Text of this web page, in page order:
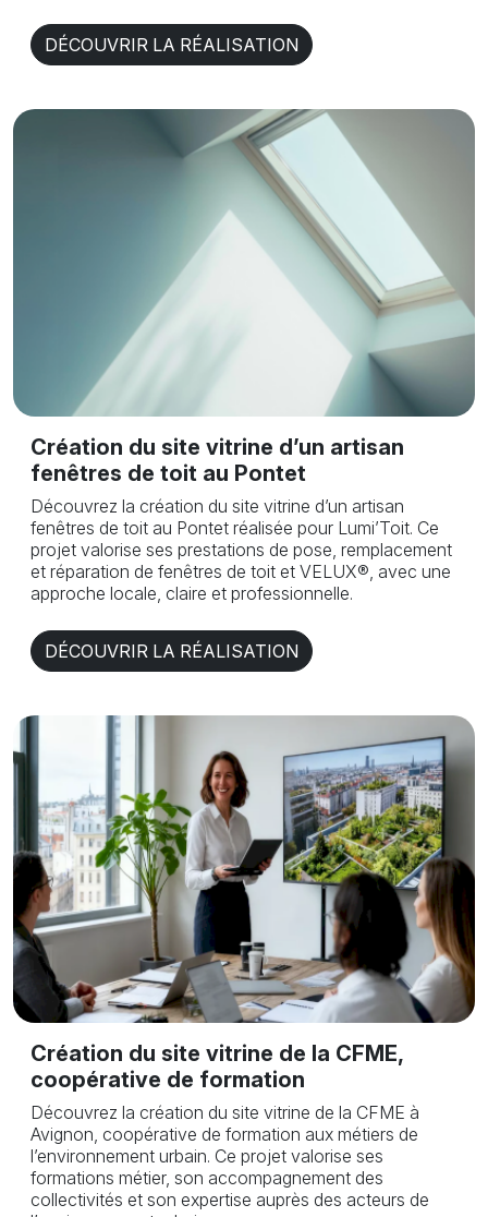
DÉCOUVRIR LA RÉALISATION
Création du site vitrine d’un artisan
fenêtres de toit au Pontet
Découvrez la création du site vitrine d’un artisan
fenêtres de toit au Pontet réalisée pour Lumi’Toit. Ce
projet valorise ses prestations de pose, remplacement
et réparation de fenêtres de toit et VELUX®, avec une
approche locale, claire et professionnelle.
DÉCOUVRIR LA RÉALISATION
Création du site vitrine de la CFME,
coopérative de formation
Découvrez la création du site vitrine de la CFME à
Avignon, coopérative de formation aux métiers de
l’environnement urbain. Ce projet valorise ses
formations métier, son accompagnement des
collectivités et son expertise auprès des acteurs de